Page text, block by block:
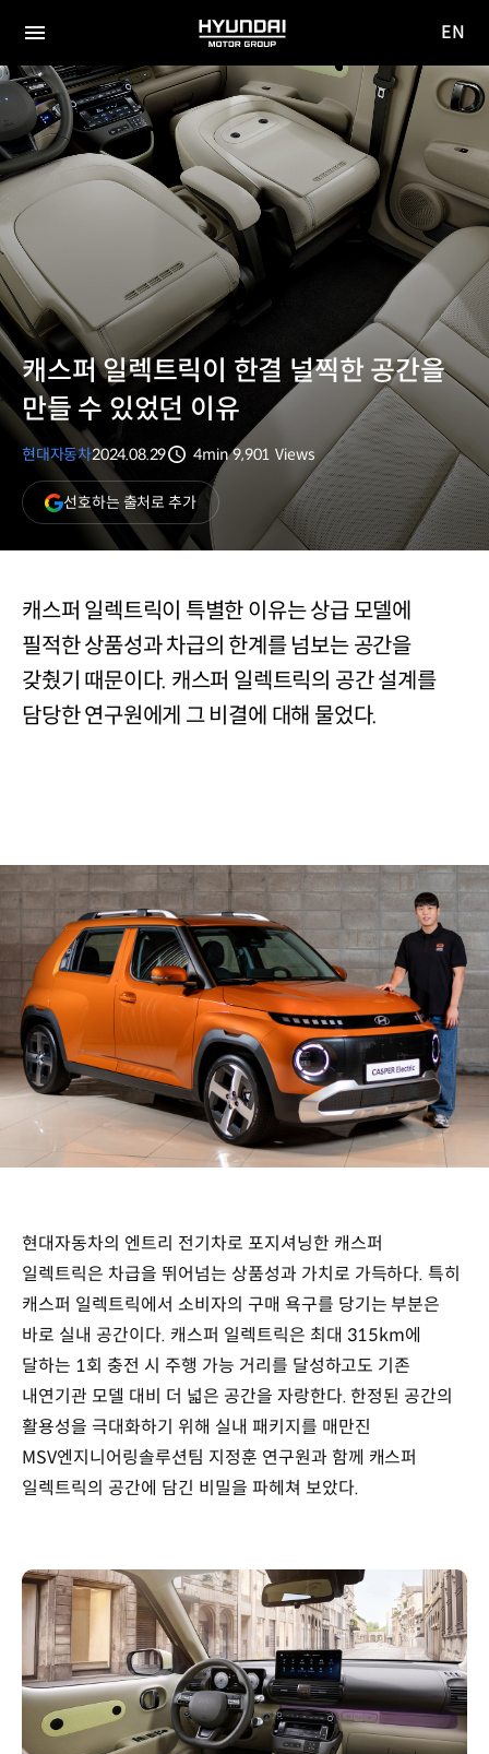
전체
메뉴
HYUNDAI
MOTOR
GROUP
사이
이동
EN
캐스퍼 일렉트릭이 한결 널찍한 공간을
만들 수 있었던 이유
현대자동차2024.08.29
분량
4min 9,901 Views
선호하는 출처로 추가(새
창
열림)
캐스퍼 일렉트릭이 특별한 이유는 상급 모델에
필적한 상품성과 차급의 한계를 넘보는 공간을
갖췄기 때문이다. 캐스퍼 일렉트릭의 공간 설계를
담당한 연구원에게 그 비결에 대해 물었다.
현대자동차의 엔트리 전기차로 포지셔닝한 캐스퍼
일렉트릭은 차급을 뛰어넘는 상품성과 가치로 가득하다. 특히
캐스퍼 일렉트릭에서 소비자의 구매 욕구를 당기는 부분은
바로 실내 공간이다. 캐스퍼 일렉트릭은 최대 315km에
달하는 1회 충전 시 주행 가능 거리를 달성하고도 기존
내연기관 모델 대비 더 넓은 공간을 자랑한다. 한정된 공간의
활용성을 극대화하기 위해 실내 패키지를 매만진
MSV엔지니어링솔루션팀 지정훈 연구원과 함께 캐스퍼
일렉트릭의 공간에 담긴 비밀을 파헤쳐 보았다.